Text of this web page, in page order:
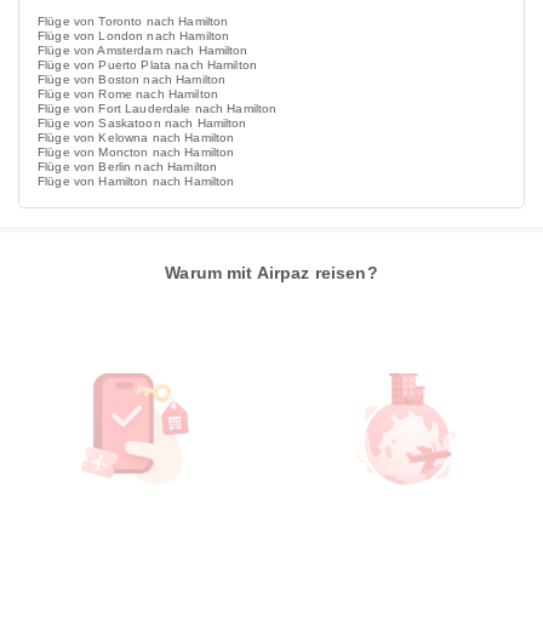
Flüge von Toronto nach Hamilton
Flüge von London nach Hamilton
Flüge von Amsterdam nach Hamilton
Flüge von Puerto Plata nach Hamilton
Flüge von Boston nach Hamilton
Flüge von Rome nach Hamilton
Flüge von Fort Lauderdale nach Hamilton
Flüge von Saskatoon nach Hamilton
Flüge von Kelowna nach Hamilton
Flüge von Moncton nach Hamilton
Flüge von Berlin nach Hamilton
Flüge von Hamilton nach Hamilton
Warum mit Airpaz reisen?